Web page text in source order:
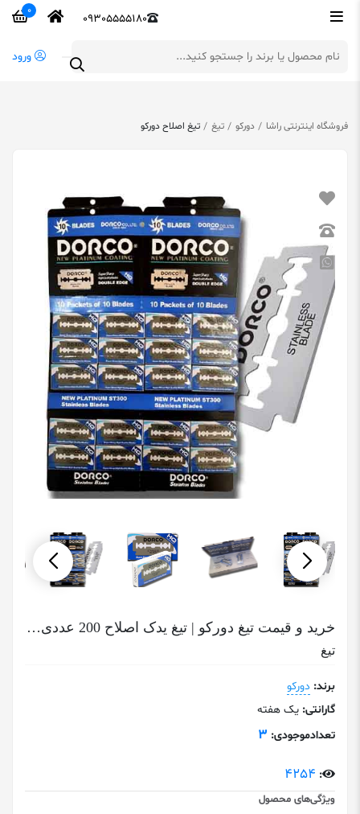
09305555180
0
ورود
فروشگاه اینترنتی راشا دورکو تیغ تیغ اصلاح دورکو
خرید و قیمت تیغ دورکو | تیغ یدک اصلاح 200 عددی Blades Dorco
تیغ
برند: دورکو
گارانتی: یک هفته
تعدادموجودی: 3
:
4254